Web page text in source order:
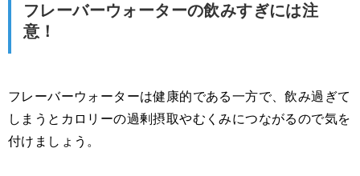
フレーバーウォーターの飲みすぎには注
意！
フレーバーウォーターは健康的である一方で、飲み過ぎて
しまうとカロリーの過剰摂取やむくみにつながるので気を
付けましょう。